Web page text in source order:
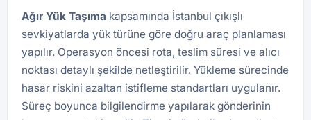
Ağır Yük Taşıma kapsamında İstanbul çıkışlı
sevkiyatlarda yük türüne göre doğru araç planlaması
yapılır. Operasyon öncesi rota, teslim süresi ve alıcı
noktası detaylı şekilde netleştirilir. Yükleme sürecinde
hasar riskini azaltan istifleme standartları uygulanır.
Süreç boyunca bilgilendirme yapılarak gönderinin